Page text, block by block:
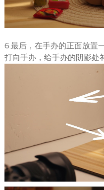
6.最后，在手办的正面放置
打向手办，给手办的阴影处